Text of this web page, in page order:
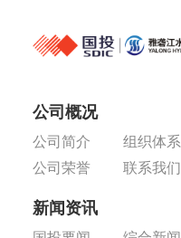
公司概况
公司简介 组织体系
公司荣誉
联系我们
新闻资讯